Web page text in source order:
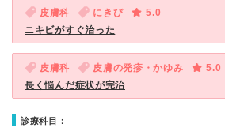
皮膚科 にきび
5.0
ニキビがすぐ治った
皮膚科 皮膚の発疹・かゆみ
5.0
長く悩んだ症状が完治
診療科目：